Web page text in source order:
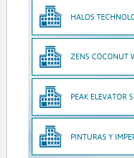
HALOS
ZENS COCONUT
PEAK ELEVATOR
PINTURAS Y